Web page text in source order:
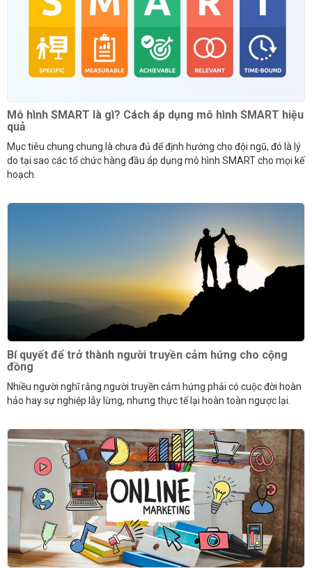
Mô hình SMART là gì? Cách áp dụng mô hình SMART hiệu
quả
Mục tiêu chung chung là chưa đủ để định hướng cho đội ngũ, đó là lý
do tại sao các tổ chức hàng đầu áp dụng mô hình SMART cho mọi kế
hoạch.
Bí quyết để trở thành người truyền cảm hứng cho cộng
đồng
Nhiều người nghĩ rằng người truyền cảm hứng phải có cuộc đời hoàn
hảo hay sự nghiệp lẫy lừng, nhưng thực tế lại hoàn toàn ngược lại.